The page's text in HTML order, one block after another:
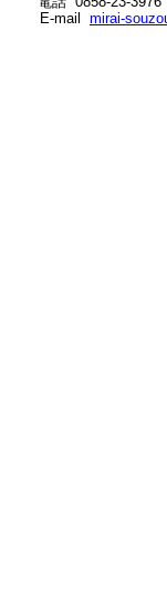
へ
E-mail mirai-